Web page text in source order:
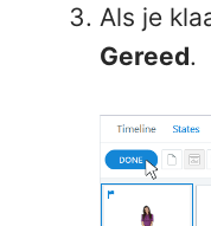
Als je
Gereed.